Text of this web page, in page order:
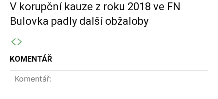
V korupční kauze z roku 2018 ve FN
Bulovka padly další obžaloby
KOMENTÁŘ